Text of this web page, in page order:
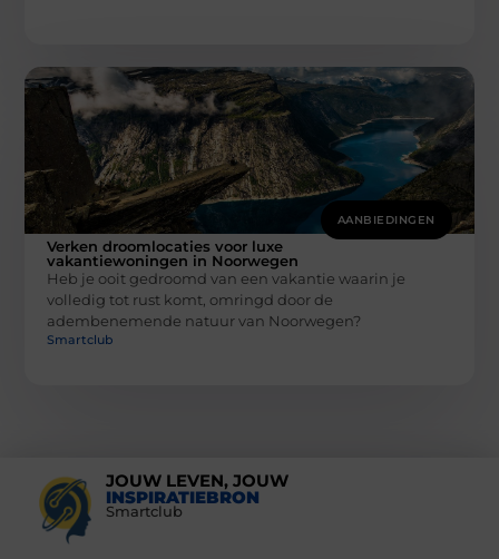
AANBIEDINGEN
Verken droomlocaties voor luxe
vakantiewoningen in Noorwegen
Heb je ooit gedroomd van een vakantie waarin je
volledig tot rust komt, omringd door de
adembenemende natuur van Noorwegen?
Smartclub
JOUW LEVEN, JOUW
INSPIRATIEBRON
Smartclub